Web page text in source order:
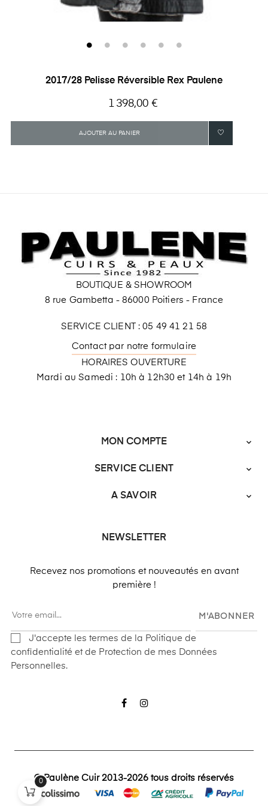
2017/28 Pelisse Réversible Rex Paulene
Prix
1 398,00 €
AJOUTER AU PANIER
BOUTIQUE & SHOWROOM
8 rue Gambetta - 86000 Poitiers - France
SERVICE CLIENT : 05 49 41 21 58
Contact par notre formulaire
HORAIRES OUVERTURE
Mardi au Samedi : 10h à 12h30 et 14h à 19h
MON COMPTE 
SERVICE CLIENT 
A SAVOIR 
NEWSLETTER
Recevez nos promotions et nouveautés en avant
première !
M'ABONNER
J'accepte les termes de la Politique de
confidentialité et de Protection de mes Données
Personnelles.
Facebook
© Paulène Cuir 2013-2026 tous droits réservés
0